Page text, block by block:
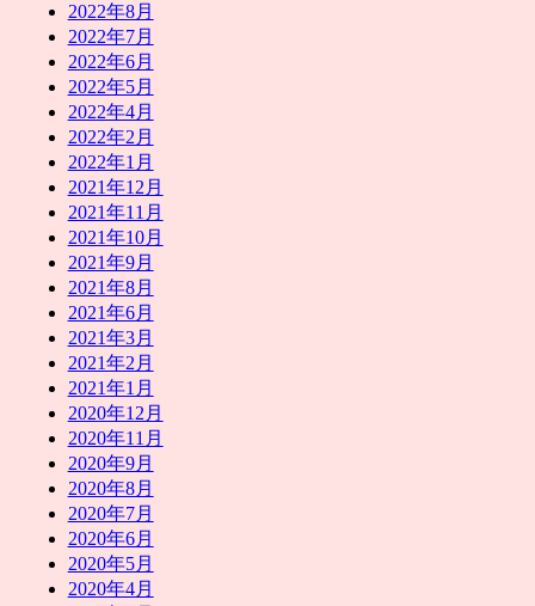
2022年8月
2022年7月
2022年6月
2022年5月
2022年4月
2022年2月
2022年1月
2021年12月
2021年11月
2021年10月
2021年9月
2021年8月
2021年6月
2021年3月
2021年2月
2021年1月
2020年12月
2020年11月
2020年9月
2020年8月
2020年7月
2020年6月
2020年5月
2020年4月